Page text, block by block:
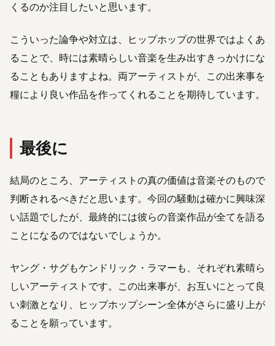
くるのか注目したいと思います。
こういった論争や対立は、ヒップホップの世界ではよくあ
ることで、時には素晴らしい音楽を生み出すきっかけにな
ることもありますよね。両アーティストが、この出来事を
糧により良い作品を作ってくれることを期待しています。
最後に
結局のところ、アーティストの真の価値は音楽そのもので
判断されるべきだと思います。今回の騒動は確かに興味深
い話題でしたが、最終的には彼らの音楽作品が全てを語る
ことになるのではないでしょうか。
ヤング・サグもケンドリック・ラマーも、それぞれ素晴ら
しいアーティストです。この出来事が、お互いにとって良
い刺激となり、ヒップホップシーン全体がさらに盛り上が
ることを願っています。